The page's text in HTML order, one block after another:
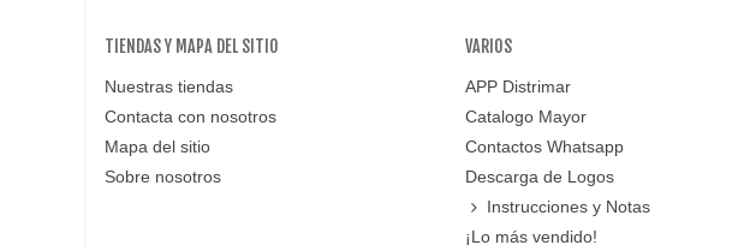
TIENDAS Y MAPA DEL SITIO
Nuestras tiendas
Contacta con nosotros
Mapa del sitio
Sobre nosotros
VARIOS
APP Distrimar
Catalogo Mayor
Contactos Whatsapp
Descarga de Logos
Instrucciones y Notas
¡Lo más vendido!